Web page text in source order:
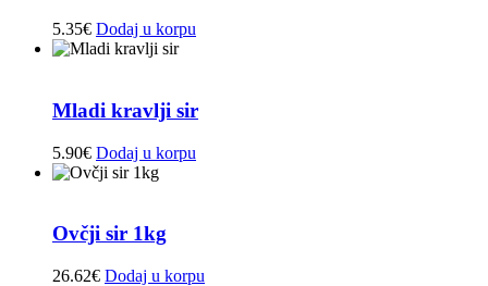
5.35€ Dodaj u korpu
Mladi kravlji sir
5.90€ Dodaj u korpu
Ovčji sir 1kg
26.62€ Dodaj u korpu